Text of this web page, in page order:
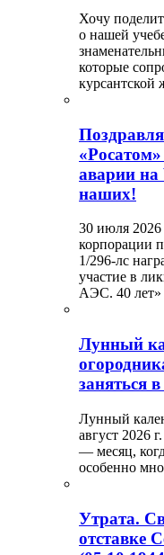
Хочу
о нашей
которые
курсантской
аварии
наших!
30 июля 2026
корпорации
1/296-лс
участие в
АЭС. 40 лет»
Лунный
заняться в
Лунный
август 2026
— месяц,
особенно
Утрата.
отставке